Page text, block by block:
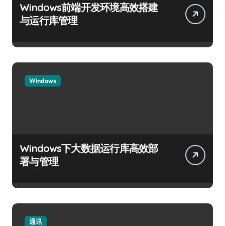
Windows前端开发环境高效搭建
与运行库管理
Windows
Windows下大数据运行库高效部
署与管理
通讯